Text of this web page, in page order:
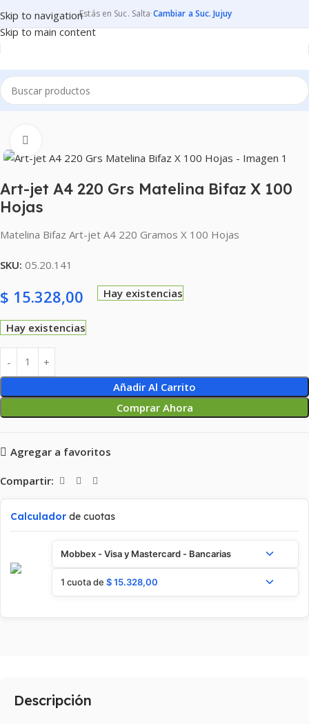
Skip to navigation
Skip to main content
Estás en Suc. Salta·Cambiar a Suc. Jujuy
Inicio PAPELES PAPELES PARA IMPRIMIR MATELINAS
Art-jet A4 220 Grs Matelina Bifaz X 100
Hojas
Matelina Bifaz Art-jet A4 220 Gramos X 100 Hojas
SKU: 05.20.141
$ 15.328,00 Hay existencias
Hay existencias
Añadir Al Carrito
Comprar Ahora
Agregar a favoritos
Compartir:
Calculador de cuotas
Mobbex - Visa y Mastercard - Bancarias
1 cuota de $15.328,00
Descripción